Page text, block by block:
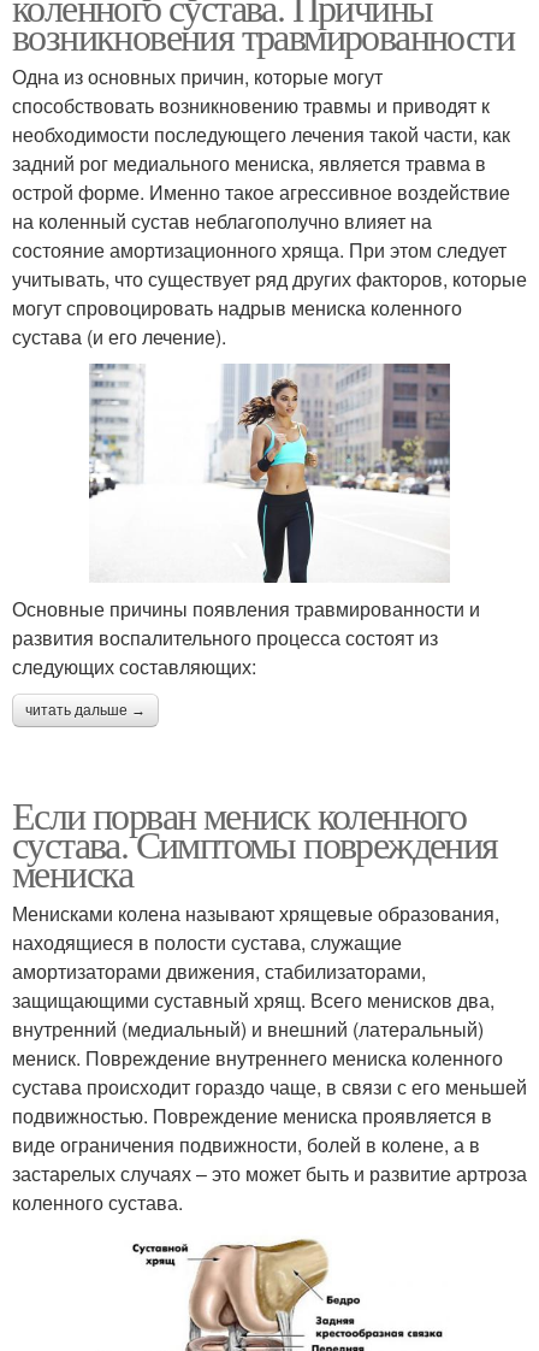
возникновения травмированности
Одна из основных причин, которые могут
способствовать возникновению травмы и приводят к
необходимости последующего лечения такой части, как
задний рог медиального мениска, является травма в
острой форме. Именно такое агрессивное воздействие
на коленный сустав неблагополучно влияет на
состояние амортизационного хряща. При этом следует
учитывать, что существует ряд других факторов, которые
могут спровоцировать надрыв мениска коленного
сустава (и его лечение).
Основные причины появления травмированности и
развития воспалительного процесса состоят из
следующих составляющих:
читать дальше →
Если порван мениск коленного
сустава. Симптомы повреждения
мениска
Менисками колена называют хрящевые образования,
находящиеся в полости сустава, служащие
амортизаторами движения, стабилизаторами,
защищающими суставный хрящ. Всего менисков два,
внутренний (медиальный) и внешний (латеральный)
мениск. Повреждение внутреннего мениска коленного
сустава происходит гораздо чаще, в связи с его меньшей
подвижностью. Повреждение мениска проявляется в
виде ограничения подвижности, болей в колене, а в
застарелых случаях – это может быть и развитие артроза
коленного сустава.